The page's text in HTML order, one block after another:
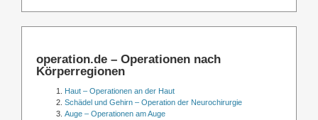
operation.de – Operationen nach
Körperregionen
Haut – Operationen an der Haut
Schädel und Gehirn – Operation der Neurochirurgie
Auge – Operationen am Auge